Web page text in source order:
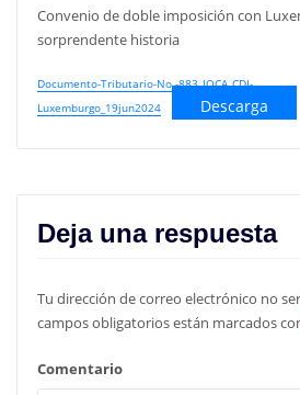
Convenio de doble imposición con
sorprendente historia
Documento-Tributario-No.-883_JOCA_CDI-
Luxemburgo_19jun2024
Descarga
Deja una respuesta
Tu dirección de correo electrónico no
campos obligatorios están marcados
Comentario